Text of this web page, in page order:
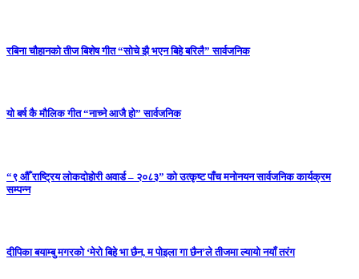
रबिना चौहानको तीज बिशेष गीत “सोचे झै भएन बिहे बरिलै” सार्वजनिक
यो बर्ष कै मौलिक गीत “नाच्ने आजै हो” सार्वजनिक
“९ औँ राष्ट्रिय लोकदोहोरी अवार्ड – २०८३” को उत्कृष्ट पाँच मनोनयन सार्वजनिक कार्यक्रम
सम्पन्न
दीपिका बयाम्बु मगरको ‘मेरो बिहे भा छैन, म पोइला गा छैन’ले तीजमा ल्यायो नयाँ तरंग